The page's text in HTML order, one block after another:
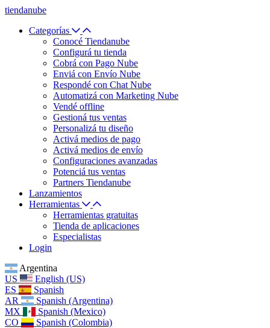
tiendanube
Categorías
Conocé Tiendanube
Configurá tu tienda
Cobrá con Pago Nube
Enviá con Envío Nube
Respondé con Chat Nube
Automatizá con Marketing Nube
Vendé offline
Gestioná tus ventas
Personalizá tu diseño
Activá medios de pago
Activá medios de envío
Configuraciones avanzadas
Potenciá tus ventas
Partners Tiendanube
Lanzamientos
Herramientas
Herramientas gratuitas
Tienda de aplicaciones
Especialistas
Login
Argentina
US
English (US)
ES
Spanish
AR
Spanish (Argentina)
MX
Spanish (Mexico)
CO
Spanish (Colombia)